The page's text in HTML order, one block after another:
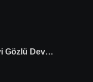
Gözlü Dev…